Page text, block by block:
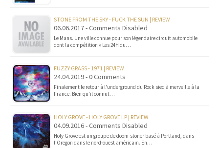
STONE FROM THE SKY - FUCK THE SUN | REVIEW
06.06.2017 - Comments Disabled
Le Mans. Une ville connue pour son légendaire circuit automobile
dont la compétition « Les 24H du…
FUZZY GRASS - 1971 | REVIEW
24.04.2019 - 0 Comments
Finalement le retour à l'underground du Rock sied à merveille à la
France. Bien qu'il connut…
HOLY GROVE - HOLY GROVE LP | REVIEW
04.09.2016 - Comments Disabled
Holy Grove est un groupe de doom-stoner basé à Portland, dans
l’Oregon dans le nord-ouest américain. En…